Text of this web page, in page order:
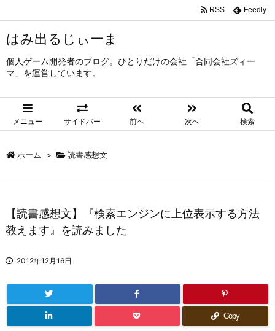
はみ出るじぃーま
個人ゲーム開発者のブログ。ひとりだけの会社「合同会社ズィー
マ」を運営しています。
メニュー サイドバー 前へ 次へ 検索
RSS Feedly
ホーム > 読書感想文
【読書感想文】『検索エンジンに上位表示する方法
教えます』を読みました
2012年12月16日
Copy